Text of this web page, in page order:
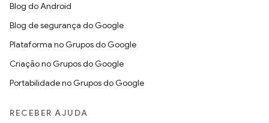
Blog do Android
Blog de segurança do Google
Plataforma no Grupos do Google
Criação no Grupos do Google
Portabilidade no Grupos do Google
RECEBER AJUDA